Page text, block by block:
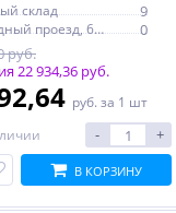
склад 9
Электродный проезд, 6с1
0
руб.
22 934,36 руб.
руб. за 1 шт
- +
В КОРЗИНУ